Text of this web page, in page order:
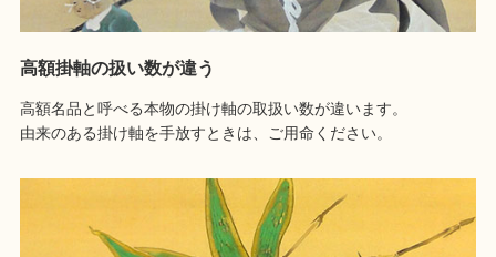
高額掛軸の扱い数が違う
高額名品と呼べる本物の掛け軸の取扱い数が違います。
由来のある掛け軸を手放すときは、ご用命ください。